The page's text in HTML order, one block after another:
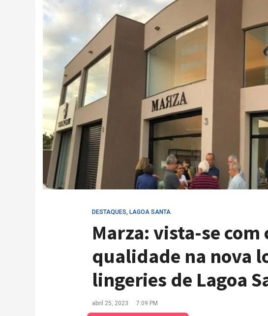
DESTAQUES, LAGOA SANTA
Marza: vista-se com
qualidade na nova
lingeries de Lagoa
abril 25, 2023 7:09 PM